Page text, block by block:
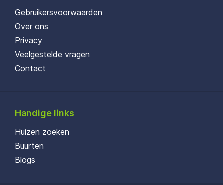
Gebruikersvoorwaarden
Over ons
Privacy
Veelgestelde vragen
Contact
Handige links
Huizen zoeken
Buurten
Blogs